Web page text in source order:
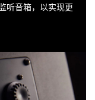
听音箱，以实现更